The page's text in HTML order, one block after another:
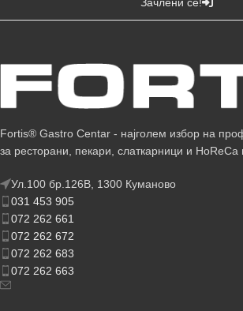
Fortis® Gastro Centar - најголем избор на
за ресторани, пекари, слаткарници и HoReCa
Ул.100 бр.126В, 1300 Куманово
031 453 905
072 262 661
072 262 672
072 262 683
072 262 663